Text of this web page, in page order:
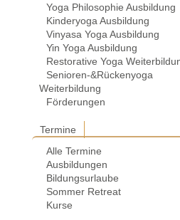
Yoga Philosophie Ausbildung
Kinderyoga Ausbildung
Vinyasa Yoga Ausbildung
Yin Yoga Ausbildung
Restorative Yoga
Senioren-&Rückenyoga
Weiterbildung
Förderungen
Termine
Alle Termine
Ausbildungen
Bildungsurlaube
Sommer Retreat
Kurse